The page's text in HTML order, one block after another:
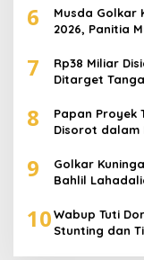
6
Musda Golkar
2026, Panitia
7
Rp38 Miliar
Ditarget
8
Papan Proyek
Disorot dalam
9
Golkar
Bahlil
10Wabup Tuti
Stunting dan